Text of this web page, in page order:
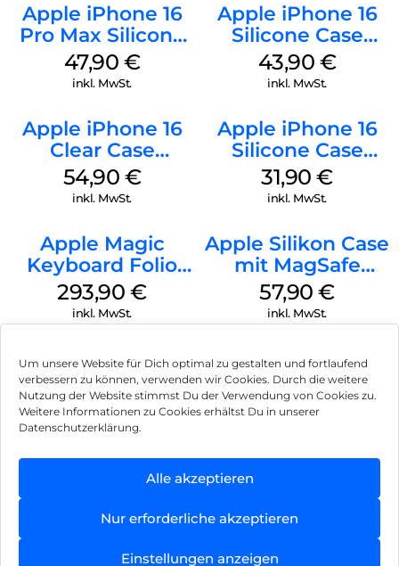
Um unsere Website für Dich optimal zu gestalten und fortlaufend
verbessern zu können, verwenden wir Cookies. Durch die weitere
Nutzung der Website stimmst Du der Verwendung von Cookies zu.
Weitere Informationen zu Cookies erhältst Du in unserer
Datenschutzerklärung.
Alle akzeptieren
Nur erforderliche akzeptieren
Einstellungen anzeigen
Apple iPhone 16
Pro Max Silicone
Case MagSafe
Black
47,90 €
inkl. MwSt.
Apple iPhone 16
Silicone Case
MagSafe Plum
43,90 €
inkl. MwSt.
Apple iPhone 16
Clear Case
MagSafe
Transparent
54,90 €
inkl. MwSt.
Apple iPhone 16
Silicone Case
MagSafe Fuchsia
31,90€
inkl. MwSt.
Apple Magic
Keyboard Folio
iPad 10.9″ (10.Gen.)
Weiß
293,90€
inkl. MwSt.
Apple Silikon Case
mit MagSafe
iPhone 14 Pro
(PRODUCT)RED
57,90€
inkl. MwSt.
Impressum
Hinweis zur Batterieentsorgung